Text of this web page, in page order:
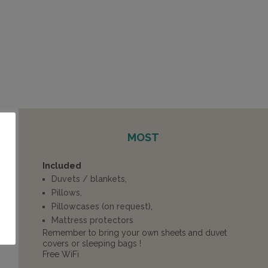
MOST
Included
Duvets / blankets,
Pillows,
Pillowcases (on request),
Mattress protectors
Remember to bring your own sheets and duvet
covers or sleeping bags !
Free WiFi